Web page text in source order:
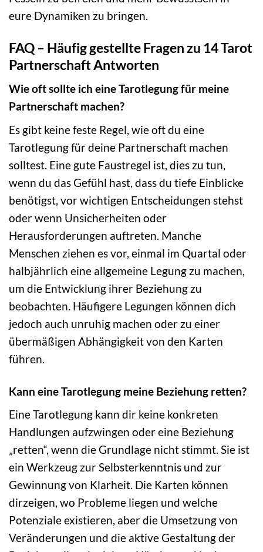
eure Dynamiken zu bringen.
FAQ – Häufig gestellte Fragen zu 14 Tarot
Partnerschaft Antworten
Wie oft sollte ich eine Tarotlegung für meine
Partnerschaft machen?
Es gibt keine feste Regel, wie oft du eine
Tarotlegung für deine Partnerschaft machen
solltest. Eine gute Faustregel ist, dies zu tun,
wenn du das Gefühl hast, dass du tiefe Einblicke
benötigst, vor wichtigen Entscheidungen stehst
oder wenn Unsicherheiten oder
Herausforderungen auftreten. Manche
Menschen ziehen es vor, einmal im Quartal oder
halbjährlich eine allgemeine Legung zu machen,
um die Entwicklung ihrer Beziehung zu
beobachten. Häufigere Legungen können dich
jedoch auch unruhig machen oder zu einer
übermäßigen Abhängigkeit von den Karten
führen.
Kann eine Tarotlegung meine Beziehung retten?
Eine Tarotlegung kann dir keine konkreten
Handlungen aufzwingen oder eine Beziehung
„retten“, wenn die Grundlage nicht stimmt. Sie ist
ein Werkzeug zur Selbsterkenntnis und zur
Gewinnung von Klarheit. Die Karten können
dirzeigen, wo Probleme liegen und welche
Potenziale existieren, aber die Umsetzung von
Veränderungen und die aktive Gestaltung der